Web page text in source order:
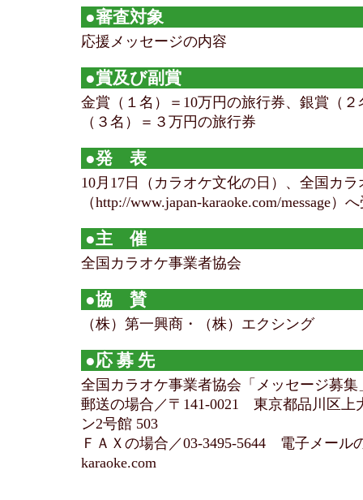
●審査対象
応援メッセージの内容
●賞及び副賞
金賞（１名）＝10万円の旅行券、銀賞（
（３名）＝３万円の旅行券
●発 表
10月17日（カラオケ文化の日）、全国カ
（http://www.japan-karaoke.com/message）
●主 催
全国カラオケ事業者協会
●協 賛
（株）第一興商・（株）エクシング
●応 募 先
全国カラオケ事業者協会「メッセージ募集
郵送の場合／〒141-0021 東京都品川区
ン2号館 503
ＦＡＸの場合／03-3495-5644 電子メール
karaoke.com